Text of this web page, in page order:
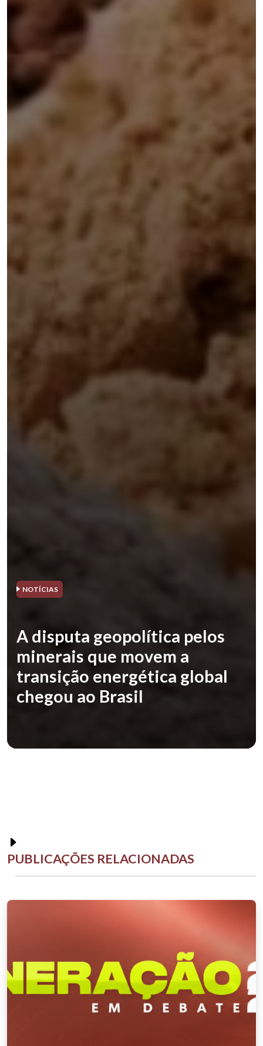
NOTÍCIAS
A disputa geopolítica pelos
minerais que movem a
transição energética global
chegou ao Brasil
PUBLICAÇÕES RELACIONADAS